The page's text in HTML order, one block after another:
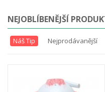
NEJOBLÍBENĚJŠÍ
Náš Tip Nejprodávanější